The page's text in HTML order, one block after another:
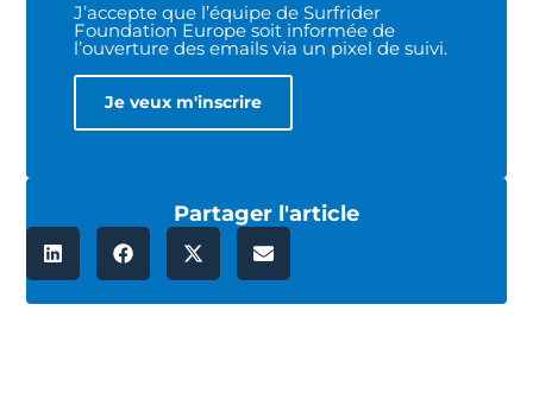
J’accepte que l’équipe de Surfrider
Foundation Europe soit informée de
l’ouverture des emails via un pixel de suivi.
Partager l'article